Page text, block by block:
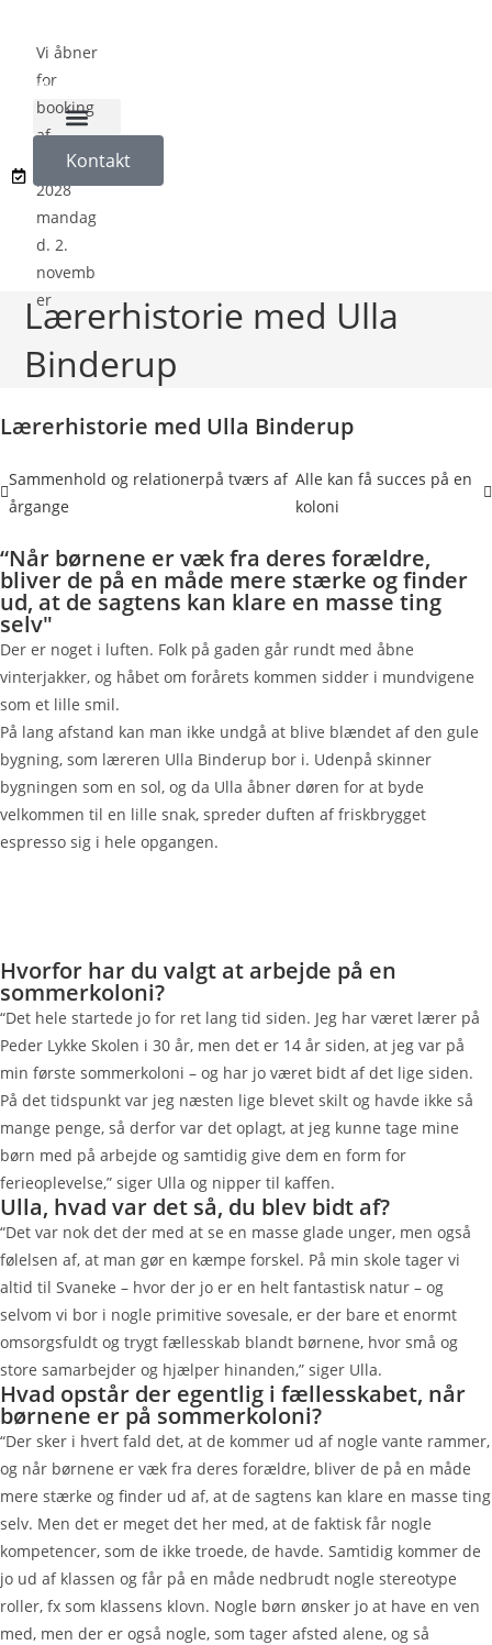
Vi åbner
for
booking
af
sæson
2028
mandag
d. 2.
novemb
er
Kontakt
Lærerhistorie med Ulla
Binderup
Lærerhistorie med Ulla Binderup
Sammenhold og relationerpå tværs af
årgange
Alle kan få succes på en
koloni
“Når børnene er væk fra deres forældre,
bliver de på en måde mere stærke og finder
ud, at de sagtens kan klare en masse ting
selv"
Der er noget i luften. Folk på gaden går rundt med åbne
vinterjakker, og håbet om forårets kommen sidder i mundvigene
som et lille smil.
På lang afstand kan man ikke undgå at blive blændet af den gule
bygning, som læreren Ulla Binderup bor i. Udenpå skinner
bygningen som en sol, og da Ulla åbner døren for at byde
velkommen til en lille snak, spreder duften af friskbrygget
espresso sig i hele opgangen.
Hvorfor har du valgt at arbejde på en
sommerkoloni?
“Det hele startede jo for ret lang tid siden. Jeg har været lærer på
Peder Lykke Skolen i 30 år, men det er 14 år siden, at jeg var på
min første sommerkoloni – og har jo været bidt af det lige siden.
På det tidspunkt var jeg næsten lige blevet skilt og havde ikke så
mange penge, så derfor var det oplagt, at jeg kunne tage mine
børn med på arbejde og samtidig give dem en form for
ferieoplevelse,” siger Ulla og nipper til kaffen.
Ulla, hvad var det så, du blev bidt af?
“Det var nok det der med at se en masse glade unger, men også
følelsen af, at man gør en kæmpe forskel. På min skole tager vi
altid til Svaneke – hvor der jo er en helt fantastisk natur – og
selvom vi bor i nogle primitive sovesale, er der bare et enormt
omsorgsfuldt og trygt fællesskab blandt børnene, hvor små og
store samarbejder og hjælper hinanden,” siger Ulla.
Hvad opstår der egentlig i fællesskabet, når
børnene er på sommerkoloni?
“Der sker i hvert fald det, at de kommer ud af nogle vante rammer,
og når børnene er væk fra deres forældre, bliver de på en måde
mere stærke og finder ud af, at de sagtens kan klare en masse ting
selv. Men det er meget det her med, at de faktisk får nogle
kompetencer, som de ikke troede, de havde. Samtidig kommer de
jo ud af klassen og får på en måde nedbrudt nogle stereotype
roller, fx som klassens klovn. Nogle børn ønsker jo at have en ven
med, men der er også nogle, som tager afsted alene, og så